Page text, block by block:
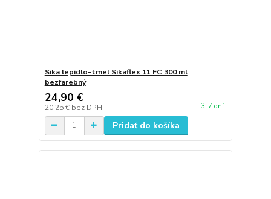
Sika lepidlo-tmel Sikaflex 11 FC 300 ml
bezfarebný
24,90 €
20,25 € bez DPH 3-7 dní
Pridať do košíka